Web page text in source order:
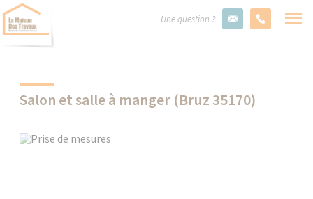
Une question ?
Salon et salle à manger (Bruz 35170)